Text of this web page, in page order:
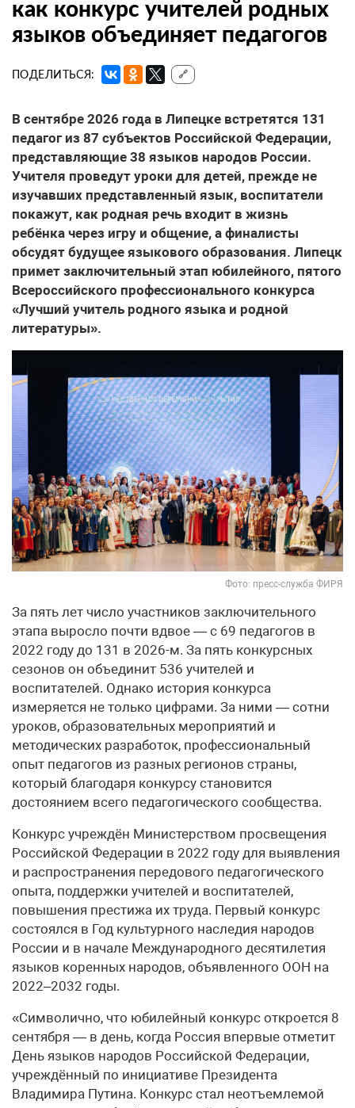
как конкурс учителей родных
языков объединяет педагогов
ПОДЕЛИТЬСЯ: 🔗
В сентябре 2026 года в Липецке встретятся 131
педагог из 87 субъектов Российской Федерации,
представляющие 38 языков народов России.
Учителя проведут уроки для детей, прежде не
изучавших представленный язык, воспитатели
покажут, как родная речь входит в жизнь
ребёнка через игру и общение, а финалисты
обсудят будущее языкового образования. Липецк
примет заключительный этап юбилейного, пятого
Всероссийского профессионального конкурса
«Лучший учитель родного языка и родной
литературы».
Фото: пресс-служба ФИРЯ
За пять лет число участников заключительного
этапа выросло почти вдвое — с 69 педагогов в
2022 году до 131 в 2026-м. За пять конкурсных
сезонов он объединит 536 учителей и
воспитателей. Однако история конкурса
измеряется не только цифрами. За ними — сотни
уроков, образовательных мероприятий и
методических разработок, профессиональный
опыт педагогов из разных регионов страны,
который благодаря конкурсу становится
достоянием всего педагогического сообщества.
Конкурс учреждён Министерством просвещения
Российской Федерации в 2022 году для выявления
и распространения передового педагогического
опыта, поддержки учителей и воспитателей,
повышения престижа их труда. Первый конкурс
состоялся в Год культурного наследия народов
России и в начале Международного десятилетия
языков коренных народов, объявленного ООН на
2022–2032 годы.
«Символично, что юбилейный конкурс откроется 8
сентября — в день, когда Россия впервые отметит
День языков народов Российской Федерации,
учреждённый по инициативе Президента
Владимира Путина. Конкурс стал неотъемлемой